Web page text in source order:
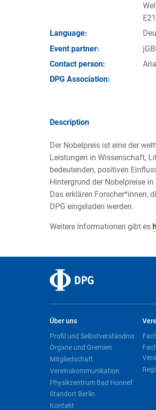
Language:
Event partner:
Contact person:
DPG Association:
Description
Der Nobelpreis ist eine der
Leistungen in Wissenschaft,
bedeutenden, positiven
Hintergrund der Nobelpreise
Das erklären Forscher*innen,
DPG eingeladen werden.
Weitere Informationen gibt es
Über uns
Profil und Selbstverständnis
Organe und Gremien
Mitgliedschaft
Vereinskommunikation
Physikzentrum Bad Honnef
Standort Berlin
Kontakt